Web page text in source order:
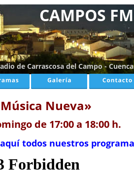
de Carrascosa del Campo -
Nueva»
CAMPOS FM
de 17:00 a 18:00 h.
todos nuestros